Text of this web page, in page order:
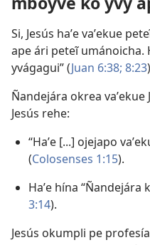
Si, Jesús haʼe vaʼekue
ape ári peteĩ umánoicha.
yvágagui” (Juan 6:38; 8:23
Ñandejára okrea vaʼekue
Jesús rehe:
“Haʼe [...] ojejapo
(Colosenses 1:15).
Haʼe hína “Ñandejára
3:14).
Jesús okumpli pe profesía